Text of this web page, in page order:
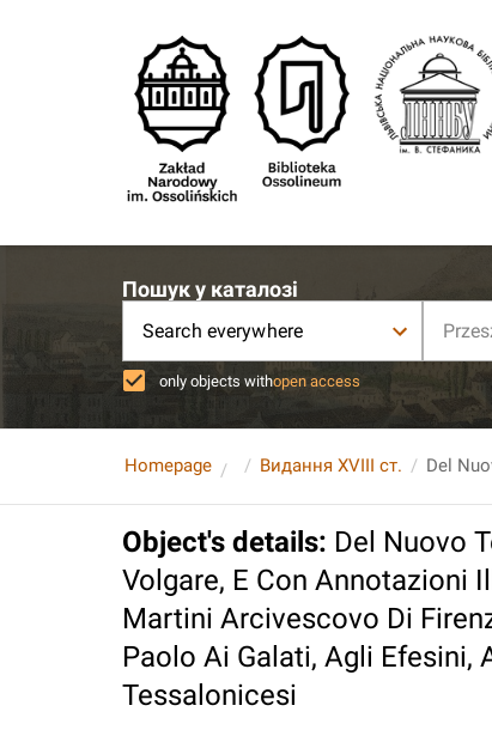
Пошук у каталозі
Search everywhere
only objects withopen access
Homepage Видання XVIII ст.
Object's details: Del Nuovo
Volgare, E Con Annotazioni
Martini Arcivescovo Di
Paolo Ai Galati, Agli Efesini,
Tessalonicesi